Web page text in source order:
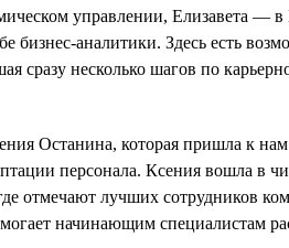
управлении, Елизавета —
аналитики. Здесь есть
сразу несколько шагов по
Останина, которая пришла к нам
персонала. Ксения вошла в
отмечают лучших сотрудников
начинающим специалистам